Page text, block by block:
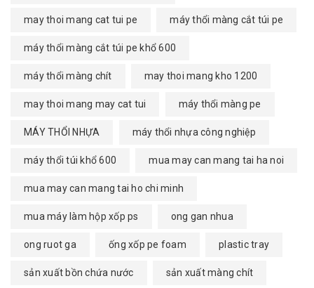
may thoi mang cat tui pe máy thổi màng cắt túi pe
máy thổi màng cắt túi pe khổ 600
máy thổi màng chít may thoi mang kho 1200
may thoi mang may cat tui máy thổi màng pe
MÁY THỔI NHỰA máy thổi nhựa công nghiệp
máy thổi túi khổ 600 mua may can mang tai ha noi
mua may can mang tai ho chi minh
mua máy làm hộp xốp ps ong gan nhua
ong ruot ga ống xốp pe foam plastic tray
sản xuất bồn chứa nước sản xuất màng chít